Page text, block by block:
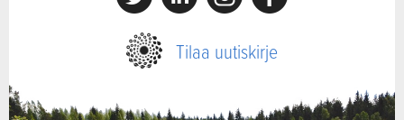
Tilaa uutiskirje